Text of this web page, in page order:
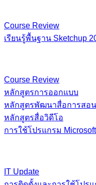
Course Review
เรียนรู้พื้นฐาน​ Sketchup​
Course Review
หลักสูตรการออกแบบ
หลักสูตรพัฒนาสื่อการสอน
หลักสูตรสื่อวิดีโอ
การใช้โปรแกรม
IT Update